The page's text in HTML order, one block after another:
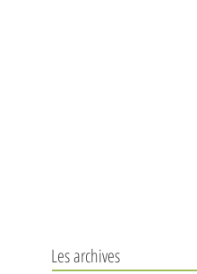
Les archives